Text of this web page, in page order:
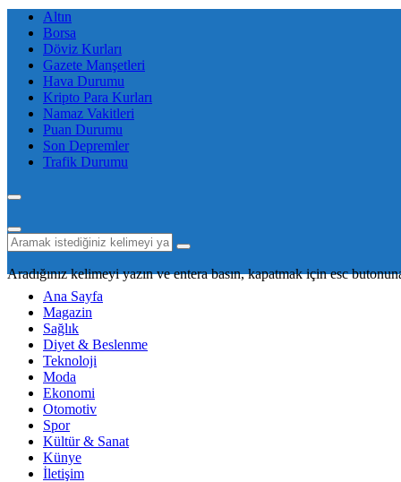
Altın
Borsa
Döviz Kurları
Gazete Manşetleri
Hava Durumu
Kripto Para Kurları
Namaz Vakitleri
Puan Durumu
Son Depremler
Trafik Durumu
Aradığınız kelimeyi yazın ve entera basın, kapatmak için esc
Ana Sayfa
Magazin
Sağlık
Diyet & Beslenme
Teknoloji
Moda
Ekonomi
Otomotiv
Spor
Kültür & Sanat
Künye
İletişim